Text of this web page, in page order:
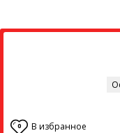
0 В избранное